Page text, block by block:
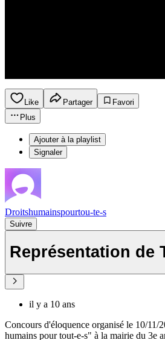
Like Partager
Favori
Plus
Ajouter à la playlist
Signaler
Droitshumainspourtou-te-s
Suivre
Représentation de
il y a 10 ans
Concours d'éloquence organisé le 10/
humains pour tout-e-s" à la mairie du 3e